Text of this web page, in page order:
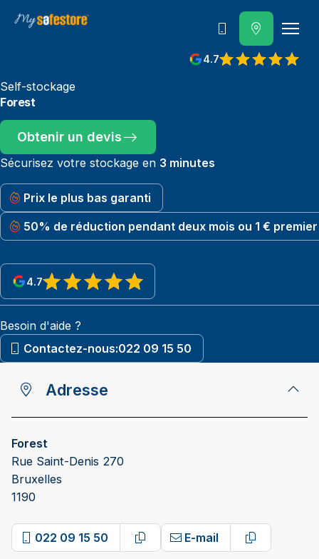
4.7
Contactez-nous
Self-stockage
Forest
Obtenir un devis
Sécurisez votre stockage en 3 minutes
Prix le plus bas garanti
50% de réduction pendant deux mois ou 1 €
4.7
View reviews on Google
Besoin d'aide ?
Contactez-nous:022 09 15 50
Adresse
Forest
Rue Saint-Denis 270
Bruxelles
1190
022 09 15 50
Copy phone number
E-mail
Copy email